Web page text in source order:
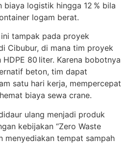
biaya logistik hingga 12 % bila
logam berat.
tampak pada proyek
Cibubur, di mana tim proyek
80 liter. Karena bobotnya
beton, tim dapat
satu hari kerja, mempercepat
biaya sewa crane.
ulang menjadi produk
kebijakan “Zero Waste
menyediakan tempat sampah